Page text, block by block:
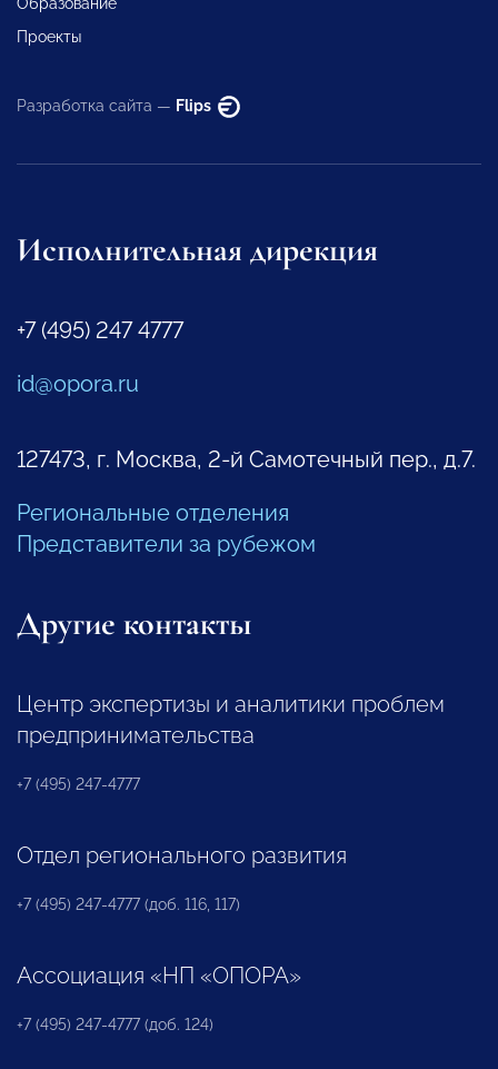
Образование
Проекты
Разработка сайта — Flips
Исполнительная дирекция
+7 (495) 247 4777
id@opora.ru
127473, г. Москва, 2-й Самотечный пер., д.7.
Региональные отделения
Представители за рубежом
Другие контакты
Центр экспертизы и аналитики проблем
предпринимательства
+7 (495) 247-4777
Отдел регионального развития
+7 (495) 247-4777 (доб. 116, 117)
Ассоциация «НП «ОПОРА»
+7 (495) 247-4777 (доб. 124)